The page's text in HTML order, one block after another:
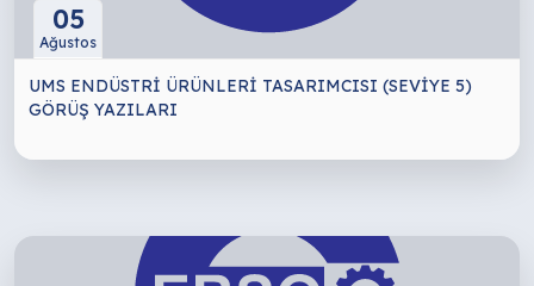
05
Ağustos
UMS ENDÜSTRİ ÜRÜNLERİ TASARIMCISI (SEVİYE 5)
GÖRÜŞ YAZILARI